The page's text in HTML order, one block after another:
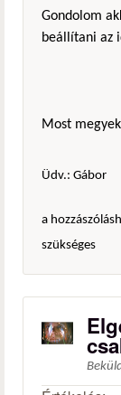
Gondolom
beállítani az
Most
Üdv.: Gábor
a
szükséges